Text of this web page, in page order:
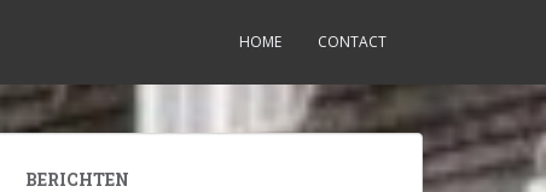
HOME CONTACT
BERICHTEN